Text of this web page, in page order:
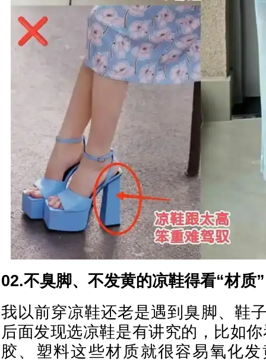
02.不臭脚、不发黄的凉鞋得看“材质”
我以前穿凉鞋还老是遇到臭脚、鞋
后面发现选凉鞋是有讲究的，比如
胶、塑料这些材质就很容易氧化